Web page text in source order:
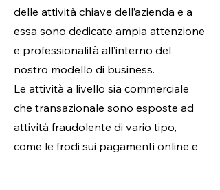
delle attività chiave dell’azienda e a
essa sono dedicate ampia attenzione
e professionalità all’interno del
nostro modello di business.
Le attività a livello sia commerciale
che transazionale sono esposte ad
attività fraudolente di vario tipo,
come le frodi sui pagamenti online e